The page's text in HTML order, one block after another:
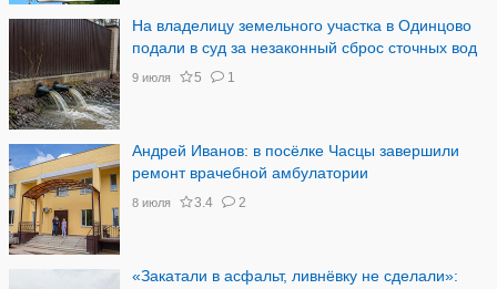
На владелицу земельного участка в Одинцово
подали в суд за незаконный сброс сточных вод
9 июля 5 1
Андрей Иванов: в посёлке Часцы завершили
ремонт врачебной амбулатории
8 июля 3.4 2
«Закатали в асфальт, ливнёвку не сделали»: